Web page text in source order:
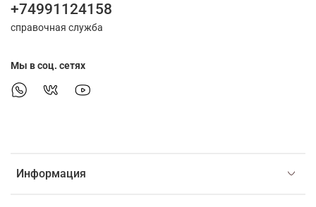
Информация
+74991124158
справочная служба
Мы в соц. сетях